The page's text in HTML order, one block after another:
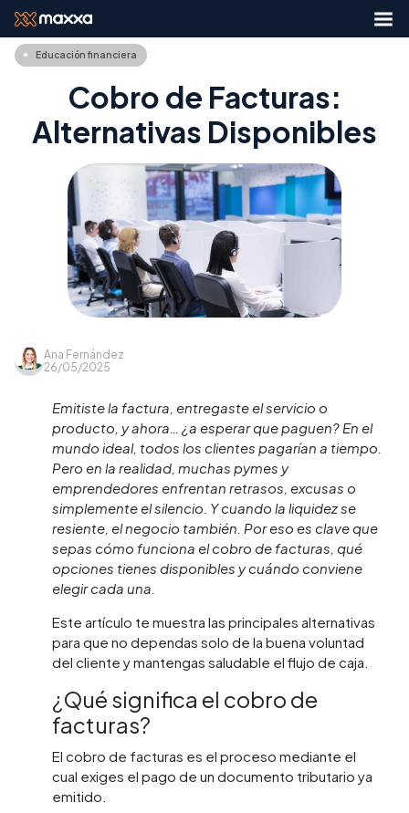
Educación financiera
Cobro de Facturas:
Alternativas Disponibles
Ana Fernández
26/05/2025
Emitiste la factura, entregaste el servicio o
producto, y ahora… ¿a esperar que paguen? En el
mundo ideal, todos los clientes pagarían a tiempo.
Pero en la realidad, muchas pymes y
emprendedores enfrentan retrasos, excusas o
simplemente el silencio. Y cuando la liquidez se
resiente, el negocio también. Por eso es clave que
sepas cómo funciona el cobro de facturas, qué
opciones tienes disponibles y cuándo conviene
elegir cada una.
Este artículo te muestra las principales alternativas
para que no dependas solo de la buena voluntad
del cliente y mantengas saludable el flujo de caja.
¿Qué significa el cobro de
facturas?
El cobro de facturas es el proceso mediante el
cual exiges el pago de un documento tributario ya
emitido.